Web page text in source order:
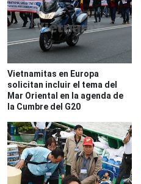
Vietnamitas en Europa
solicitan incluir el tema del
Mar Oriental en la agenda de
la Cumbre del G20